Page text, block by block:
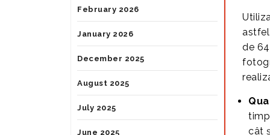
February 2026
January 2026
December 2025
August 2025
July 2025
June 2025
de
cât